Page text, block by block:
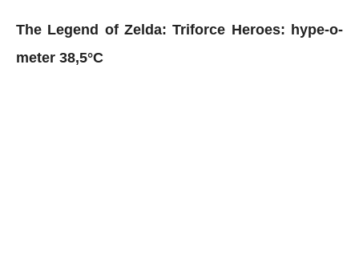
The Legend of Zelda: Triforce Heroes: hype-o-
meter 38,5°C